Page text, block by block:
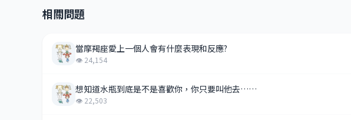
相關問題
當摩羯座愛上一個人會有什麼表現和反應?
👁 24,154
想知道水瓶到底是不是喜歡你，你只要叫他去……
👁 22,503